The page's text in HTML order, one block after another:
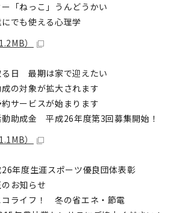
「ねっこ」うんどうかい
でも使える心理学
）
日 最期は家で迎えたい
の対象が拡大されます
サービスが始まります
助成金 平成26年度第3回募集開始！
）
年度生涯スポーツ優良団体表彰
お知らせ
コライフ！ 冬の省エネ・節電